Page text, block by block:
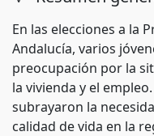
En las elecciones a la
Andalucía, varios
preocupación por la
la vivienda y el
subrayaron la
calidad de vida en la